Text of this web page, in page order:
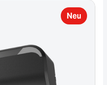
Neu
für Ihre